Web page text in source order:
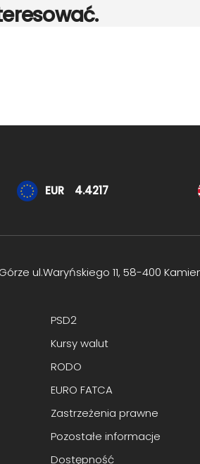
EUR 4.4217
ul.Waryńskiego 11, 58-400
PSD2
Kursy walut
RODO
EURO FATCA
Zastrzeżenia prawne
Pozostałe informacje
Dostępność